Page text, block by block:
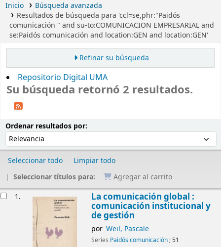
Inicio
Búsqueda avanzada
Resultados de búsqueda para 'ccl=se,phr:"Paidós
comunicación " and su-to:COMUNICACION EMPRESARIAL and
se:Paidós comunicación and location:GEN and location:GEN'
Refinar su búsqueda
Repositorio Digital UMA
Su búsqueda retornó 2 resultados.
Ordenar resultados por:
Seleccionar todo
Limpiar todo
Seleccionar títulos para:
Agregar al carrito
1. La comunicación global :
comunicación institucional y
de gestión
por Weil, Pascale
Series Paidós comunicación; 51